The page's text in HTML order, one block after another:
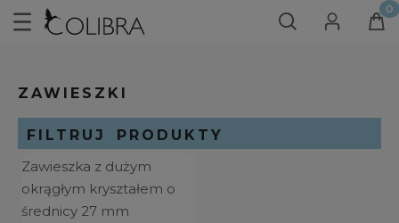
ZAWIESZKI
FILTRUJ PRODUKTY
SORTOWANIE
Zawieszka z dużym
okrągłym kryształem o
średnicy 27 mm